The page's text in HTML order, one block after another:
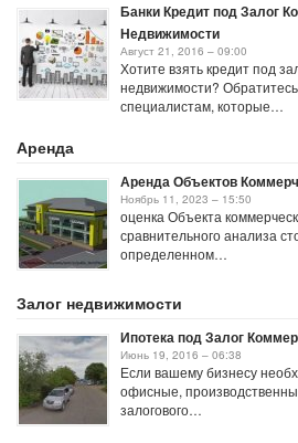
Банки Кредит под Залог
Недвижимости
Август 21, 2016 – 09:00
Хотите взять кредит под
недвижимости?
специалистам, которые…
Аренда
Аренда Объектов
Ноябрь 11, 2023 – 15:50
оценка Объекта
сравнительного анализа
определенном…
Залог недвижимости
Ипотека под Залог
Июнь 19, 2016 – 06:38
Если вашему бизнесу
офисные,
залогового…